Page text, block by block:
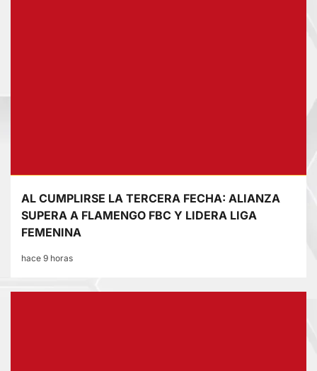
AL CUMPLIRSE LA TERCERA FECHA: ALIANZA
SUPERA A FLAMENGO FBC Y LIDERA LIGA
FEMENINA
hace 9 horas